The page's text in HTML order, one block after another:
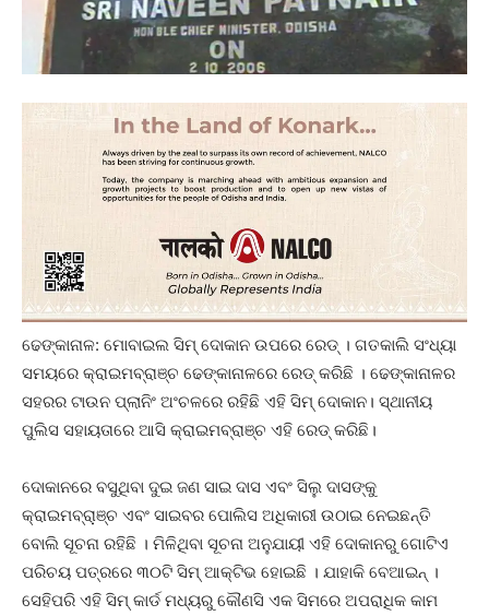
ଢେଙ୍କାନାଳ: ମୋବାଇଲ ସିମ୍ ଦୋକାନ ଉପରେ ରେଡ୍ । ଗତକାଲି ସଂଧ୍ୟା
ସମୟରେ କ୍ରାଇମବ୍ରାଞ୍ଚ ଢେଙ୍କାନାଳରେ ରେଡ୍ କରିଛି । ଢେଙ୍କାନାଳର
ସହରର ଟାଉନ ପ୍ଲାନିଂ ଅଂଚଳରେ ରହିଛି ଏହି ସିମ୍ ଦୋକାନ। ସ୍ଥାନୀୟ
ପୁଲିସ ସହାୟତାରେ ଆସି କ୍ରାଇମବ୍ରାଞ୍ଚ ଏହି ରେଡ୍ କରିଛି।
ଦୋକାନରେ ବସୁଥିବା ଦୁଇ ଜଣ ସାଇ ଦାସ ଏବଂ ସିଲୁ ଦାସଙ୍କୁ
କ୍ରାଇମବ୍ରା଼ଞ୍ଚ ଏବଂ ସାଇବର ପୋଲିସ ଅଧିକାରୀ ଉଠାଇ ନେଇଛନ୍ତି
ବୋଲି ସୂଚନା ରହିଛି । ମିଳିଥିବା ସୂଚନା ଅନୁଯାୟୀ ଏହି ଦୋକାନରୁ ଗୋଟିଏ
ପରିଚୟ ପତ୍ରରେ ୩୦ଟି ସିମ୍ ଆକ୍ଟିଭ ହୋଇଛି । ଯାହାକି ବେଆଇନ୍ ।
ସେହିପରି ଏହି ସିମ୍ କାର୍ଡ ମଧ୍ୟରୁ କୌଣସି ଏକ ସିମରେ ଅପରାଧିକ କାମ